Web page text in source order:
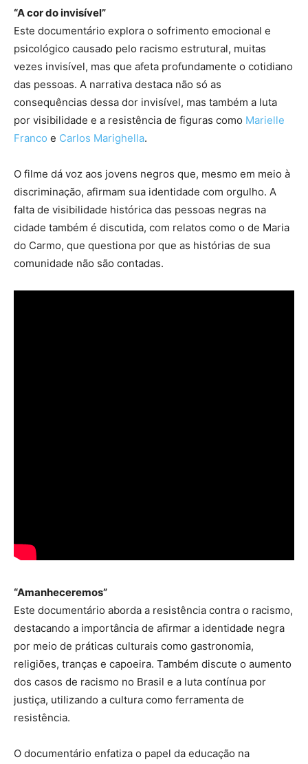
“A cor do invisível”
Este documentário explora o sofrimento emocional e
psicológico causado pelo racismo estrutural, muitas
vezes invisível, mas que afeta profundamente o cotidiano
das pessoas. A narrativa destaca não só as
consequências dessa dor invisível, mas também a luta
por visibilidade e a resistência de figuras como Marielle
Franco e Carlos Marighella.
O filme dá voz aos jovens negros que, mesmo em meio à
discriminação, afirmam sua identidade com orgulho. A
falta de visibilidade histórica das pessoas negras na
cidade também é discutida, com relatos como o de Maria
do Carmo, que questiona por que as histórias de sua
comunidade não são contadas.
“Amanheceremos”
Este documentário aborda a resistência contra o racismo,
destacando a importância de afirmar a identidade negra
por meio de práticas culturais como gastronomia,
religiões, tranças e capoeira. Também discute o aumento
dos casos de racismo no Brasil e a luta contínua por
justiça, utilizando a cultura como ferramenta de
resistência.
O documentário enfatiza o papel da educação na